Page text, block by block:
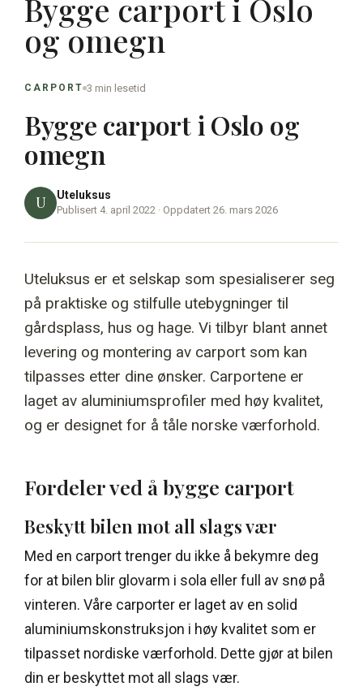
Bygge carport i Oslo
og omegn
CARPORT 3 min lesetid
Bygge carport i Oslo og
omegn
U Uteluksus
Publisert 4. april 2022 · Oppdatert 26. mars 2026
Uteluksus er et selskap som spesialiserer seg
på praktiske og stilfulle utebygninger til
gårdsplass, hus og hage. Vi tilbyr blant annet
levering og montering av carport som kan
tilpasses etter dine ønsker. Carportene er
laget av aluminiumsprofiler med høy kvalitet,
og er designet for å tåle norske værforhold.
Fordeler ved å bygge carport
Beskytt bilen mot all slags vær
Med en carport trenger du ikke å bekymre deg
for at bilen blir glovarm i sola eller full av snø på
vinteren. Våre carporter er laget av en solid
aluminiumskonstruksjon i høy kvalitet som er
tilpasset nordiske værforhold. Dette gjør at bilen
din er beskyttet mot all slags vær.